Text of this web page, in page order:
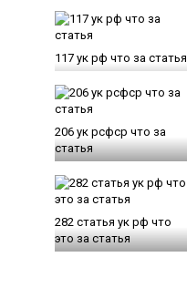
117 ук рф что за статья
206 ук рсфср что за
статья
282 статья ук рф что
это за статья